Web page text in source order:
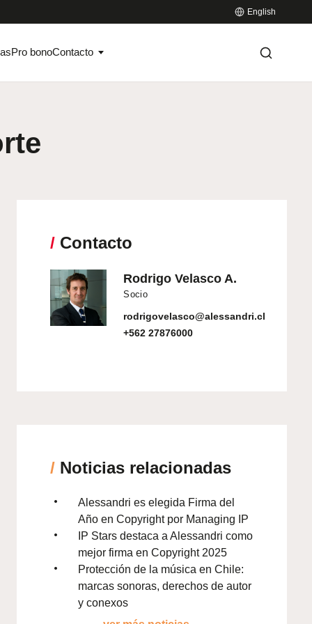
English
Pro bonoContacto
/ Contacto
Rodrigo Velasco A.
Socio
rodrigovelasco@alessandri.cl
+562 27876000
/ Noticias relacionadas
Alessandri es elegida Firma del
Año en Copyright por Managing IP
IP Stars destaca a Alessandri como
mejor firma en Copyright 2025
Protección de la música en Chile:
marcas sonoras, derechos de autor
y conexos